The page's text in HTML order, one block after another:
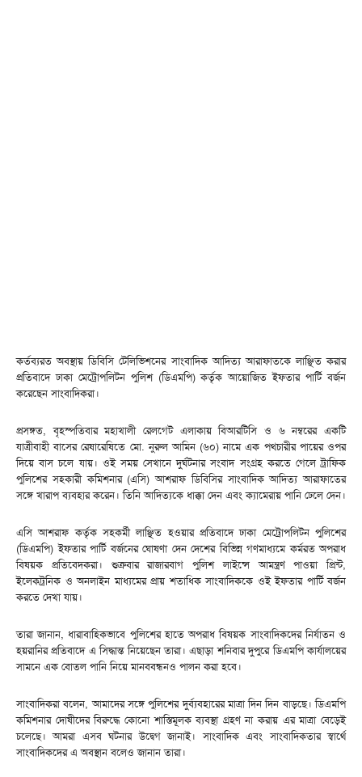
কর্তব্যরত অবস্থায় ডিবিসি টেলিভিশনের সাংবাদিক আদিত্য আরাফাতকে লাঞ্ছিত করার
প্রতিবাদে ঢাকা মেট্রোপলিটন পুলিশ (ডিএমপি) কর্তৃক আয়োজিত ইফতার পার্টি বর্জন
করেছেন সাংবাদিকরা।
প্রসঙ্গত, বৃহস্পতিবার মহাখালী রেলগেট এলাকায় বিআরটিসি ও ৬ নম্বরের একটি
যাত্রীবাহী বাসের রেষারেষিতে মো. নুরুল আমিন (৬০) নামে এক পথচারীর পায়ের ওপর
দিয়ে বাস চলে যায়। ওই সময় সেখানে দুর্ঘটনার সংবাদ সংগ্রহ করতে গেলে ট্রাফিক
পুলিশের সহকারী কমিশনার (এসি) আশরাফ ডিবিসির সাংবাদিক আদিত্য আরাফাতের
সঙ্গে খারাপ ব্যবহার করেন। তিনি আদিত্যকে ধাক্কা দেন এবং ক্যামেরায় পানি ঢেলে দেন।
এসি আশরাফ কর্তৃক সহকর্মী লাঞ্ছিত হওয়ার প্রতিবাদে ঢাকা মেট্রোপলিটন পুলিশের
(ডিএমপি) ইফতার পার্টি বর্জনের ঘোষণা দেন দেশের বিভিন্ন গণমাধ্যমে কর্মরত অপরাধ
বিষয়ক প্রতিবেদকরা। শুক্রবার রাজারবাগ পুলিশ লাইন্সে আমন্ত্রণ পাওয়া প্রিন্ট,
ইলেকট্রনিক ও অনলাইন মাধ্যমের প্রায় শতাধিক সাংবাদিককে ওই ইফতার পার্টি বর্জন
করতে দেখা যায়।
তারা জানান, ধারাবাহিকভাবে পুলিশের হাতে অপরাধ বিষয়ক সাংবাদিকদের নির্যাতন ও
হয়রানির প্রতিবাদে এ সিদ্ধান্ত নিয়েছেন তারা। এছাড়া শনিবার দুপুরে ডিএমপি কার্যালয়ের
সামনে এক বোতল পানি নিয়ে মানববন্ধনও পালন করা হবে।
সাংবাদিকরা বলেন, আমাদের সঙ্গে পুলিশের দুর্ব্যবহারের মাত্রা দিন দিন বাড়ছে। ডিএমপি
কমিশনার দোষীদের বিরুদ্ধে কোনো শাস্তিমূলক ব্যবস্থা গ্রহণ না করায় এর মাত্রা বেড়েই
চলেছে। আমরা এসব ঘটনার উদ্বেগ জানাই। সাংবাদিক এবং সাংবাদিকতার স্বার্থে
সাংবাদিকদের এ অবস্থান বলেও জানান তারা।